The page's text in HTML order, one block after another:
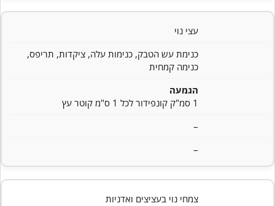
עצי נוי
כנימת עש הטבק, כנימות עלה, ציקדות, תריפס,
כנימה קמחית
הגמעה
1 סמ"ק קונפידור לכל 1 ס"מ קוטר עץ
–
–
צמחי נוי בעציצים ואדניות